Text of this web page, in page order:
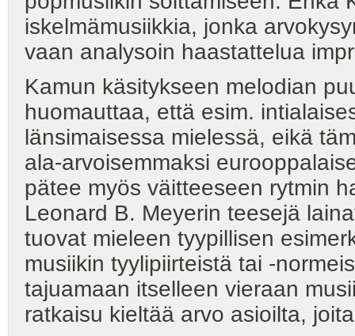
iskelmämusiikkia, jonka
vaan analysoin haastattelua
Kamun käsitykseen melodian
huomauttaa, että esim.
länsimaisessa mielessä, eikä
ala-arvoisemmaksi
pätee myös väitteeseen rytmin
Leonard B. Meyerin teesejä
tuovat mieleen tyypillisen
musiikin tyylipiirteistä tai -
tajuamaan itselleen vieraan
ratkaisu kieltää arvo asioilta,